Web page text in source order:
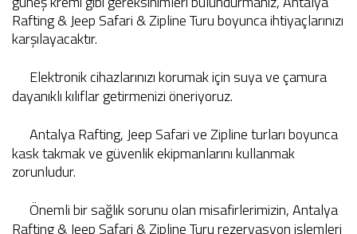
Rafting & Jeep Safari & Zipline Turu boyunca ihtiyaçlarınızı
karşılayacaktır.
Elektronik cihazlarınızı korumak için suya ve çamura
dayanıklı kılıflar getirmenizi öneriyoruz.
Antalya Rafting, Jeep Safari ve Zipline turları boyunca
kask takmak ve güvenlik ekipmanlarını kullanmak
zorunludur.
Önemli bir sağlık sorunu olan misafirlerimizin, Antalya
Rafting & Jeep Safari & Zipline Turu rezervasyon işlemleri